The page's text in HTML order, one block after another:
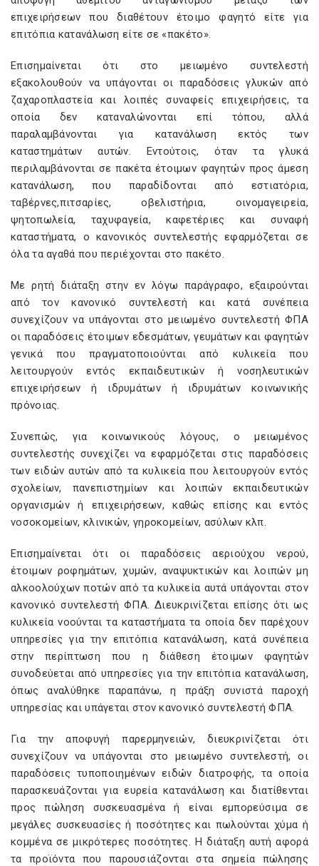
επιχειρήσεων που διαθέτουν έτοιμο φαγητό είτε για
επιτόπια κατανάλωση είτε σε «πακέτο».
Επισημαίνεται ότι στο μειωμένο συντελεστή
εξακολουθούν να υπάγονται οι παραδόσεις γλυκών από
ζαχαροπλαστεία και λοιπές συναφείς επιχειρήσεις, τα
οποία δεν καταναλώνονται επί τόπου, αλλά
παραλαμβάνονται για κατανάλωση εκτός των
καταστημάτων αυτών. Εντούτοις, όταν τα γλυκά
περιλαμβάνονται σε πακέτα έτοιμων φαγητών προς άμεση
κατανάλωση, που παραδίδονται από εστιατόρια,
ταβέρνες,πιτσαρίες, οβελιστήρια, οινομαγειρεία,
ψητοπωλεία, ταχυφαγεία, καφετέριες και συναφή
καταστήματα, ο κανονικός συντελεστής εφαρμόζεται σε
όλα τα αγαθά που περιέχονται στο πακέτο.
Με ρητή διάταξη στην εν λόγω παράγραφο, εξαιρούνται
από τον κανονικό συντελεστή και κατά συνέπεια
συνεχίζουν να υπάγονται στο μειωμένο συντελεστή ΦΠΑ
οι παραδόσεις έτοιμων εδεσμάτων, γευμάτων και φαγητών
γενικά που πραγματοποιούνται από κυλικεία που
λειτουργούν εντός εκπαιδευτικών ή νοσηλευτικών
επιχειρήσεων ή ιδρυμάτων ή ιδρυμάτων κοινωνικής
πρόνοιας.
Συνεπώς, για κοινωνικούς λόγους, ο μειωμένος
συντελεστής συνεχίζει να εφαρμόζεται στις παραδόσεις
των ειδών αυτών από τα κυλικεία που λειτουργούν εντός
σχολείων, πανεπιστημίων και λοιπών εκπαιδευτικών
οργανισμών ή επιχειρήσεων, καθώς επίσης και εντός
νοσοκομείων, κλινικών, γηροκομείων, ασύλων κλπ.
Επισημαίνεται ότι οι παραδόσεις αεριούχου νερού,
έτοιμων ροφημάτων, χυμών, αναψυκτικών και λοιπών μη
αλκοολούχων ποτών από τα κυλικεία αυτά υπάγονται στον
κανονικό συντελεστή ΦΠΑ. Διευκρινίζεται επίσης ότι ως
κυλικεία νοούνται τα καταστήματα τα οποία δεν παρέχουν
υπηρεσίες για την επιτόπια κατανάλωση, κατά συνέπεια
στην περίπτωση που η διάθεση έτοιμων φαγητών
συνοδεύεται από υπηρεσίες για την επιτόπια κατανάλωση,
όπως αναλύθηκε παραπάνω, η πράξη συνιστά παροχή
υπηρεσίας και υπάγεται στον κανονικό συντελεστή ΦΠΑ.
Για την αποφυγή παρερμηνειών, διευκρινίζεται ότι
συνεχίζουν να υπάγονται στο μειωμένο συντελεστή, οι
παραδόσεις τυποποιημένων ειδών διατροφής, τα οποία
παρασκευάζονται για ευρεία κατανάλωση και διατίθενται
προς πώληση συσκευασμένα ή είναι εμπορεύσιμα σε
μεγάλες συσκευασίες ή ποσότητες και πωλούνται χύμα ή
κομμένα σε μικρότερες ποσότητες. Η διάταξη αυτή αφορά
τα προϊόντα που παρουσιάζονται στα σημεία πώλησης